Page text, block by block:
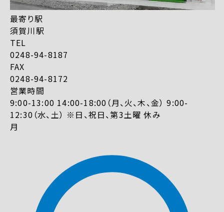
最寄り駅
須賀川駅
TEL
0248-94-8187
FAX
0248-94-8172
営業時間
9:00-13:00 14:00-18:00（月、火、木、金） 9:00-
12:30（水、土） ※日、祝日、第3土曜 休み
月